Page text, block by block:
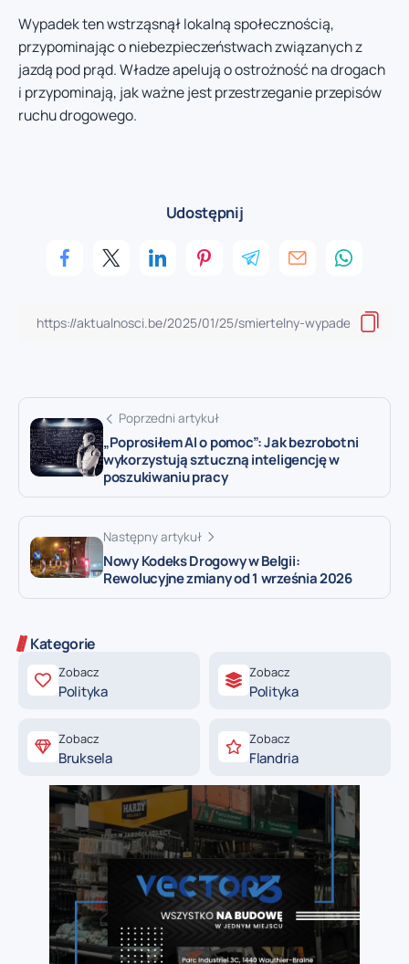
Wypadek ten wstrząsnął lokalną społecznością,
przypominając o niebezpieczeństwach związanych z
jazdą pod prąd. Władze apelują o ostrożność na drogach
i przypominają, jak ważne jest przestrzeganie przepisów
ruchu drogowego.
Udostępnij
Poprzedni artykuł
„Poprosiłem AI o pomoc”: Jak bezrobotni
wykorzystują sztuczną inteligencję w
poszukiwaniu pracy
Następny artykuł
Nowy Kodeks Drogowy w Belgii:
Rewolucyjne zmiany od 1 września 2026
Kategorie
Zobacz
Polityka
Zobacz
Polityka
Zobacz
Bruksela
Zobacz
Flandria